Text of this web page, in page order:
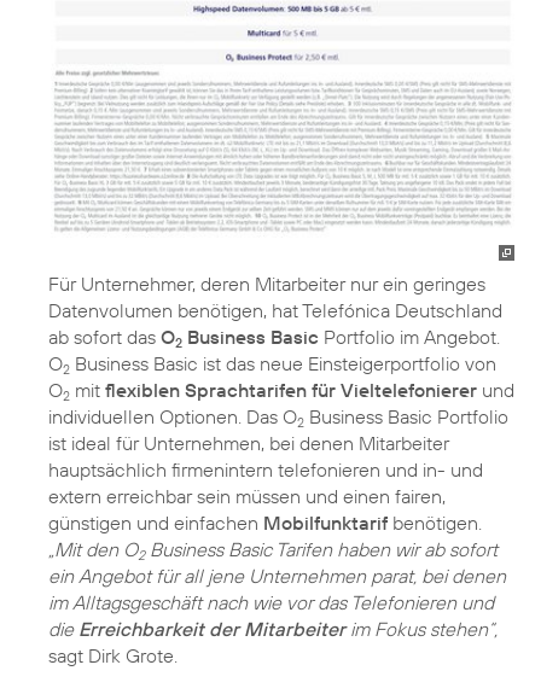
Für Unternehmer, deren Mitarbeiter nur ein geringes
Datenvolumen benötigen, hat Telefónica Deutschland
ab sofort das O2 Business Basic Portfolio im Angebot.
O2 Business Basic ist das neue Einsteigerportfolio von
O2 mit flexiblen Sprachtarifen für Vieltelefonierer und
individuellen Optionen. Das O2 Business Basic Portfolio
ist ideal für Unternehmen, bei denen Mitarbeiter
hauptsächlich firmenintern telefonieren und in- und
extern erreichbar sein müssen und einen fairen,
günstigen und einfachen Mobilfunktarif benötigen.
„Mit den O2Business Basic Tarifen haben wir ab sofort
ein Angebot für all jene Unternehmen parat, bei denen
im Alltagsgeschäft nach wie vor das Telefonieren und
die Erreichbarkeit der Mitarbeiterim Fokus stehen“,
sagt Dirk Grote.